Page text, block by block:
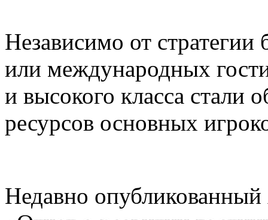
Независимо от
или международных
и высокого класса стали
ресурсов основных
Недавно